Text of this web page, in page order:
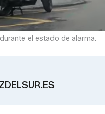
el estado de alarma.